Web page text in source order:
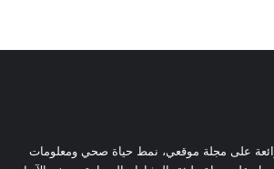
على مجلة موقعي، نمط حياة صحي ومعلومات